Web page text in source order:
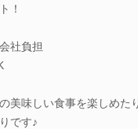
！
社負担
美味しい食事を楽しめた
です♪